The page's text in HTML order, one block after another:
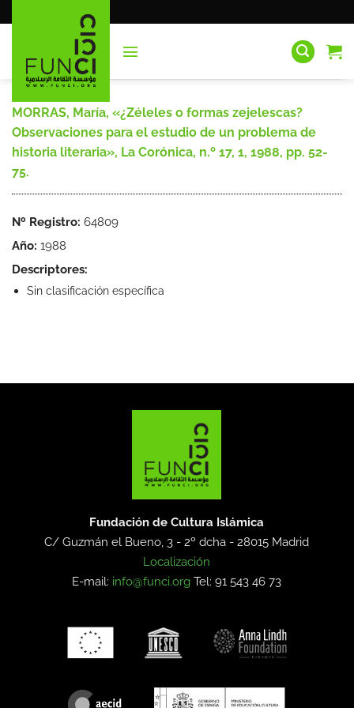
al
MORRAS, María, «¿Zéleles o formas zejelescas?
Observaciones para el estudio de un problema de
historia literaria», La Corónica, n.º 17, 1, 1988, pp. 52-
75.
Nº Registro: 64809
Año: 1988
Descriptores:
Sin clasificación específica
Fundación de Cultura Islámica
C/ Guzmán el Bueno, 3 - 2º dcha -28015 Madrid
Localización
E-mail: info@funci.org Tel: 91 543 46 73